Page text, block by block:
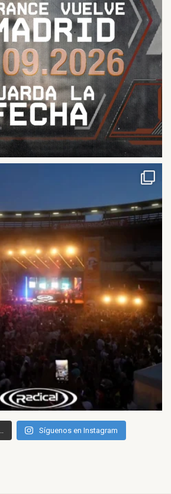
Síguenos en Instagram